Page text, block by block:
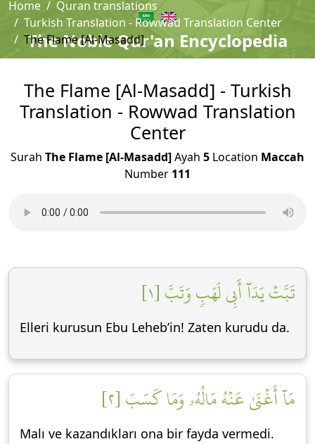
The Noble Qur'an Encyclopedia
Home
Quran translations
Turkish Translation - Rowwad Translation Center
The Flame [Al-Masadd]
The Flame [Al-Masadd] - Turkish
Translation - Rowwad Translation
Center
Surah The Flame [Al-Masadd]Ayah 5 Location Maccah
Number 111
تَبَّتۡ يَدَآ أَبِي لَهَبٖ وَتَبَّ [١]
Elleri kurusun Ebu Leheb’in! Zaten kurudu da.
مَآ أَغۡنَىٰ عَنۡهُ مَالُهُۥ وَمَا كَسَبَ [٢]
Malı ve kazandıkları ona bir fayda vermedi.